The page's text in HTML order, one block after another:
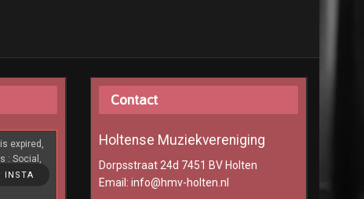
INSTA
expired,
: Social,
to
Contact
Holtense Muziekvereniging
Dorpsstraat 24d 7451 BV Holten
Email: info@hmv-holten.nl